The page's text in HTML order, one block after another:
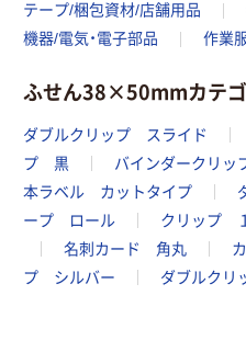
テープ/梱包資材/店舗用品
機器/電気・電子部品
作業
ふせん38×50mmカテ
ダブルクリップ スライド
プ 黒
バインダークリ
本ラベル カットタイプ
ープ ロール
クリップ
名刺カード 角丸
プ シルバー
ダブルクリ
ポストイット ふ
せん 付箋 強粘
75mm×25mm